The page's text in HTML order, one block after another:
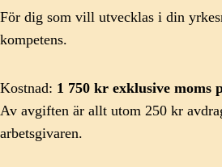
För dig som vill utvecklas i din
kompetens.
Kostnad: 1 750 kr exklusive moms
Av avgiften är allt utom 250 kr
arbetsgivaren.